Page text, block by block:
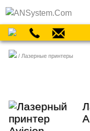
Лазерные принтеры